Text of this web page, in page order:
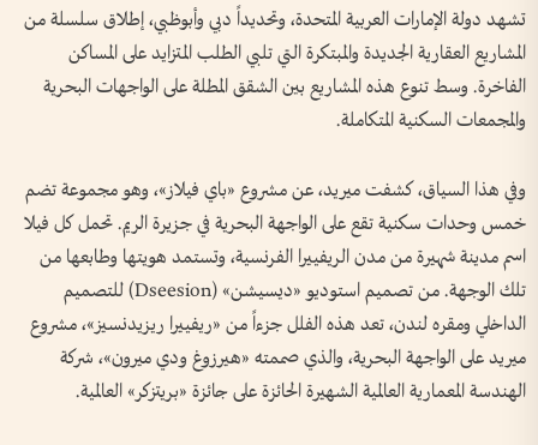
تشهد دولة الإمارات العربية المتحدة، وتحديداً دبي وأبوظبي، إطلاق سلسلة من
المشاريع العقارية الجديدة والمبتكرة التي تلبي الطلب المتزايد على المساكن
الفاخرة. وسط تنوع هذه المشاريع بين الشقق المطلة على الواجهات البحرية
والمجمعات السكنية المتكاملة.
وفي هذا السياق، كشفت ميريد، عن مشروع «باي فيلاز»، وهو مجموعة تضم
خمس وحدات سكنية تقع على الواجهة البحرية في جزيرة الريم. تحمل كل فيلا
اسم مدينة شهيرة من مدن الريفييرا الفرنسية، وتستمد هويتها وطابعها من
تلك الوجهة. من تصميم استوديو «ديسيشن» (Dseesion) للتصميم
الداخلي ومقره لندن، تعد هذه الفلل جزءاً من «ريفييرا ريزيدنسيز»، مشروع
ميريد على الواجهة البحرية، والذي صممته «هيرزوغ ودي ميرون»، شركة
الهندسة المعمارية العالمية الشهيرة الحائزة على جائزة «بريتزكر» العالمية.